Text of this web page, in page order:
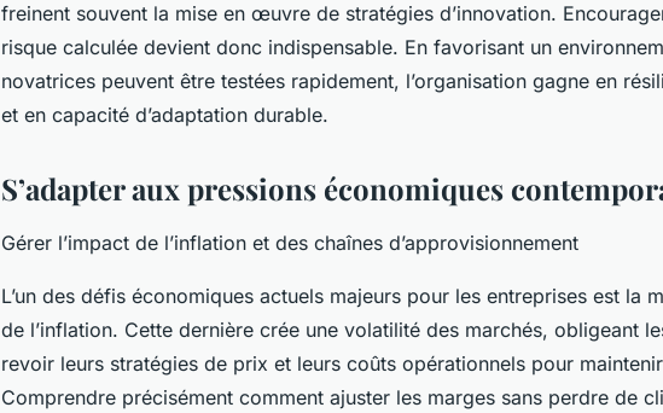
freinent souvent la mise en œuvre de stratégies d’innovation.
risque calculée devient donc indispensable. En favorisant un
novatrices peuvent être testées rapidement, l’organisation gagne en
et en capacité d’adaptation durable.
S’adapter aux pressions économiques
Gérer l’impact de l’inflation et des chaînes d’approvisionnement
L’un des défis économiques actuels majeurs pour les entreprises est la
de l’inflation. Cette dernière crée une volatilité des marchés, obligeant
revoir leurs stratégies de prix et leurs coûts opérationnels pour
Comprendre précisément comment ajuster les marges sans perdre de